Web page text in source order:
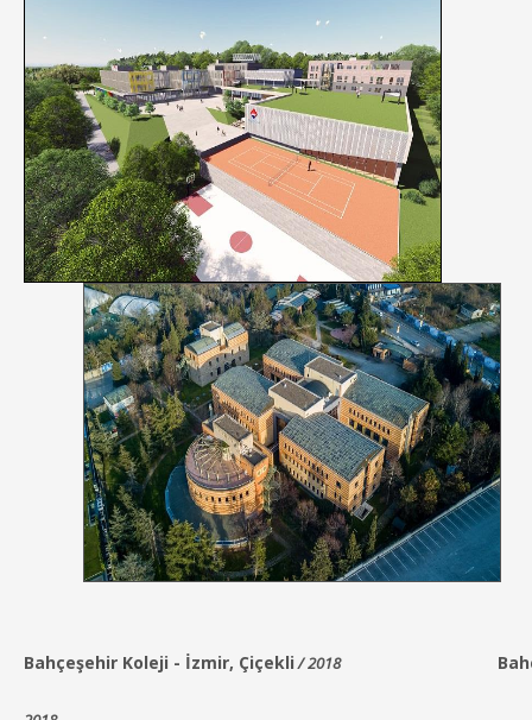
Bahçeşehir Koleji - İzmir, Çiçekli / 2018